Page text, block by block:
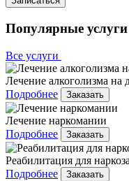
Популярные услуги
Все услуги
Лечение алкоголизма на
Подробнее
Заказать
Лечение наркомании
Подробнее
Заказать
Реабилитация для
Подробнее
Заказать